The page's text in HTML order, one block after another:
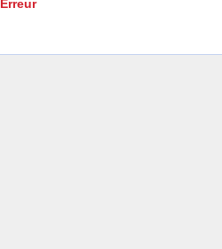
Erreur